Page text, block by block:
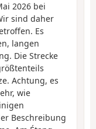
2026 bei
sind daher
Es
langen
Die Strecke
Achtung, es
wie
Beschreibung